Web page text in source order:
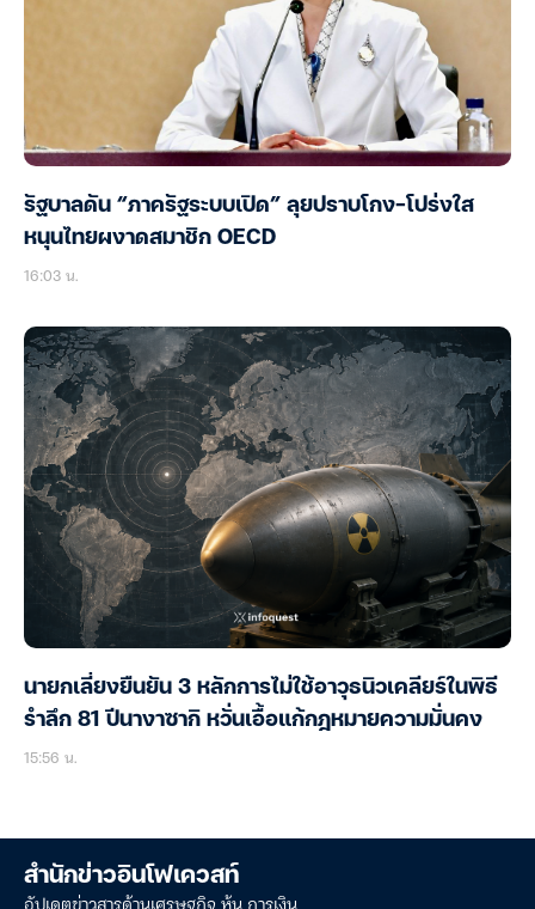
รัฐบาลดัน “ภาครัฐระบบเปิด” ลุยปราบโกง-โปร่งใส
หนุนไทยผงาดสมาชิก OECD
16:03 น.
นายกเลี่ยงยืนยัน 3 หลักการไม่ใช้อาวุธนิวเคลียร์ในพิธี
รำลึก 81 ปีนางาซากิ หวั่นเอื้อแก้กฎหมายความมั่นคง
15:56 น.
สำนักข่าวอินโฟเควสท์